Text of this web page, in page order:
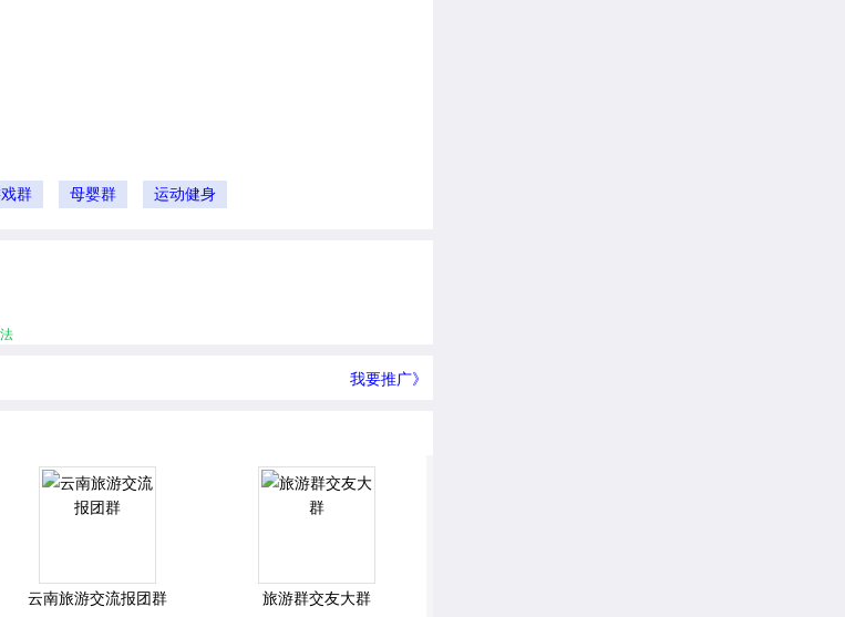
群 母婴群 运动健身
我要推广》
云南旅游交流报团群 旅游群交友大群